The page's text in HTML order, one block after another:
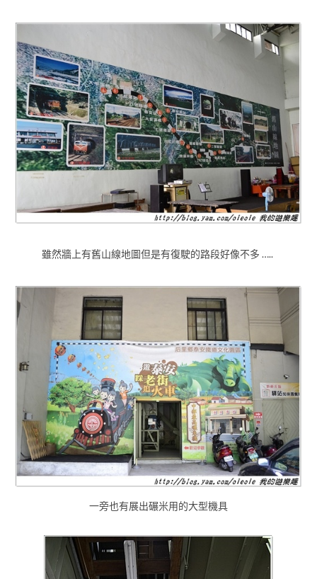
雖然牆上有舊山線地圖但是有復駛的路段好像不多 …..
一旁也有展出碾米用的大型機具